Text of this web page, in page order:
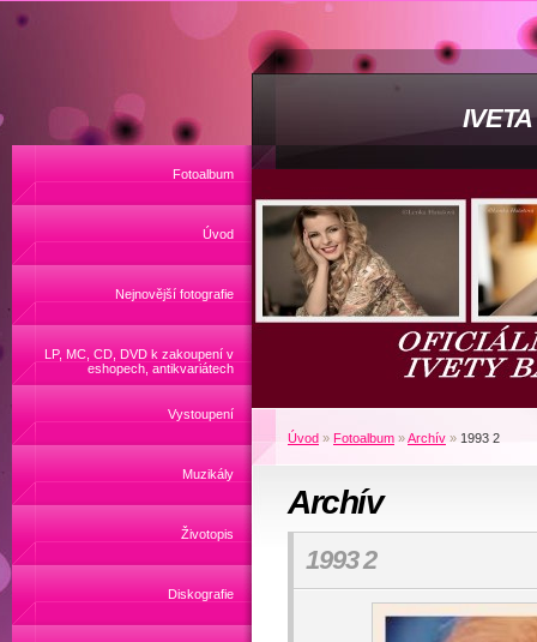
Fotoalbum
Úvod
Nejnovější fotografie
LP, MC, CD, DVD k zakoupení v
eshopech, antikvariátech
Vystoupení
Muzikály
Životopis
Diskografie
Úvod » Fotoalbum »Archív » 1993 2
Archív
1993 2